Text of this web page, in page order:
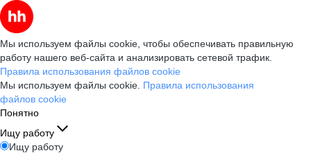
Мы используем файлы cookie, чтобы обеспечивать правильную
работу нашего веб-сайта и анализировать сетевой трафик.
Правила использования файлов cookie
Мы используем файлы cookie. Правила использования
файлов cookie
Понятно
Ищу работу
Ищу работу